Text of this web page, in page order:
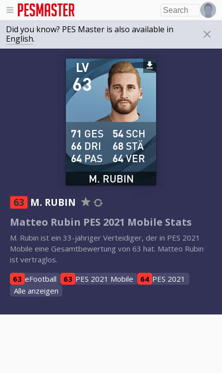
Did you know? PES Master is also available in
English.
63
LV
M. RUBIN
71 GES
66 DRI
64 PAS
54 SCH
68 STÄ
64VER
63 M. RUBIN
Matteo Rubin PES 2021 Mobile Stats
M. Rubin ist ein 33-jähriger Verteidiger, der in PES 2021
Mobile eine Gesamtbewertung von 63 hat. Matteo Rubin
ist vertraglos.
63 eFootball 63 PES 2021 Mobile 64 PES 2021
Alle anzeigen